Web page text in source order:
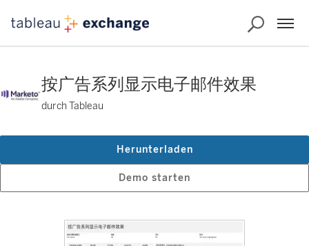
按广告系列显示电子邮件效果
durch Tableau
Demo starten
Herunterladen